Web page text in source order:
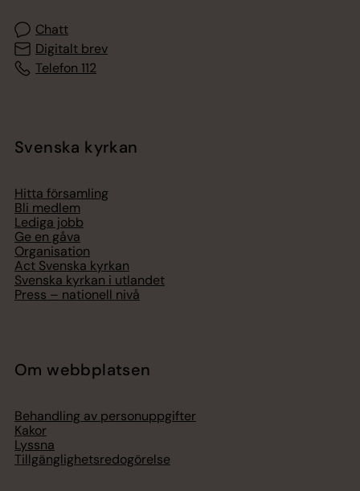
Chatt
Digitalt brev
Telefon 112
Svenska kyrkan
Hitta församling
Bli medlem
Lediga jobb
Ge en gåva
Organisation
Act Svenska kyrkan
Svenska kyrkan i utlandet
Press – nationell nivå
Om webbplatsen
Behandling av personuppgifter
Kakor
Lyssna
Tillgänglighetsredogörelse